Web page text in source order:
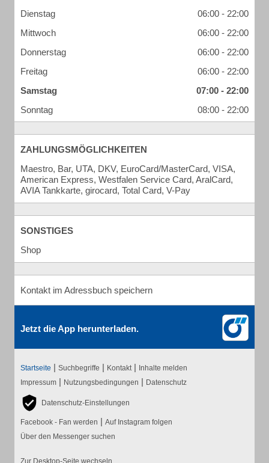
Dienstag
06:00 - 22:00
Mittwoch
06:00 - 22:00
Donnerstag
06:00 - 22:00
Freitag
06:00 - 22:00
Samstag
07:00 - 22:00
Sonntag
08:00 - 22:00
ZAHLUNGSMÖGLICHKEITEN
Maestro, Bar, UTA, DKV, EuroCard/MasterCard, VISA,
American Express, Westfalen Service Card, AralCard,
AVIA Tankkarte, girocard, Total Card, V-Pay
SONSTIGES
Shop
Kontakt im Adressbuch speichern
Jetzt die App herunterladen.
Startseite | Suchbegriffe | Kontakt | Inhalte melden
Impressum | Nutzungsbedingungen | Datenschutz
Datenschutz-Einstellungen
Facebook - Fan werden | Auf Instagram folgen
Über den Messenger suchen
Zur Desktop-Seite wechseln